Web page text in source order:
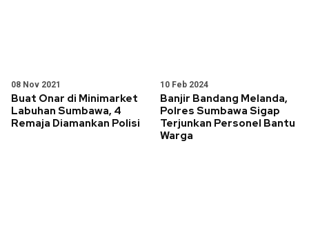
08 Nov 2021
Buat Onar di Minimarket
Labuhan Sumbawa, 4
Remaja Diamankan Polisi
10 Feb 2024
Banjir Bandang Melanda,
Polres Sumbawa Sigap
Terjunkan Personel Bantu
Warga